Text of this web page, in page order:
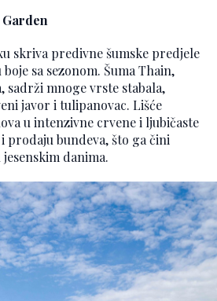
skriva predivne šumske predjele
sa sezonom. Šuma Thain,
sadrži mnoge vrste stabala,
javor i tulipanovac. Lišće
u intenzivne crvene i ljubičaste
prodaju bundeva, što ga čini
danima.